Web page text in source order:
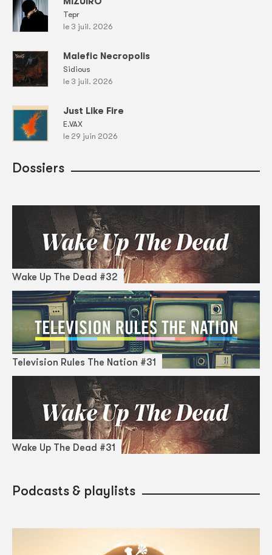
Tepr
le 3 juil. 2026
Malefic Necropolis
Sidious
le 3 juil. 2026
Just Like Fire
E.VAX
le 29 juin 2026
Dossiers
Wake Up The Dead #32
Television Rules The Nation #31
Wake Up The Dead #31
Podcasts & playlists